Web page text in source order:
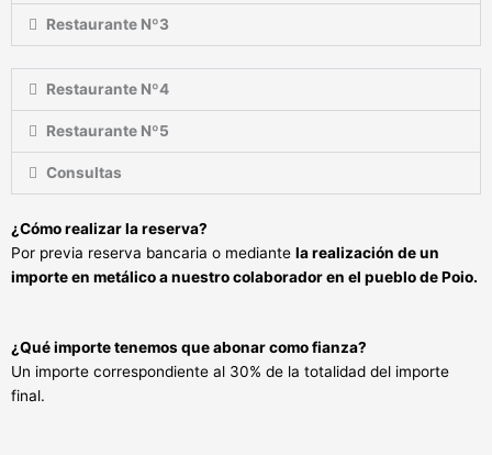
Restaurante Nº3
Restaurante Nº4
Restaurante Nº5
Consultas
¿Cómo realizar la reserva?
Por previa reserva bancaria o mediante la realización de un
importe en metálico a nuestro colaborador en el pueblo de Poio.
¿Qué importe tenemos que abonar como fianza?
Un importe correspondiente al 30% de la totalidad del importe
final.